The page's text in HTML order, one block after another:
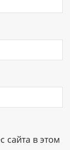
сайта в этом